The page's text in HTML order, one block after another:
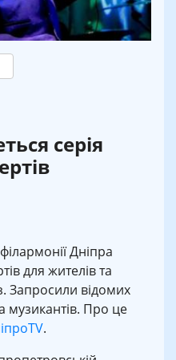
серія
Дніпра
для жителів та
Запросили відомих
музикантів. Про це
.